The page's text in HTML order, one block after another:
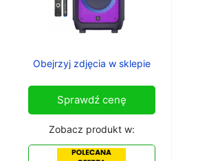
Obejrzyj zdjęcia w sklepie
Sprawdź cenę
Zobacz produkt w: